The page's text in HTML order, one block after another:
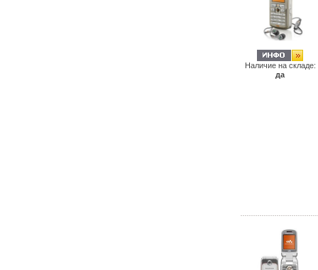
Наличие на складе:
да